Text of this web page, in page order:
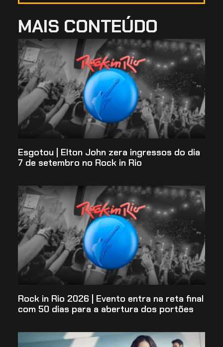
MAIS CONTEÚDO
Esgotou | Elton John zera ingressos do dia
7 de setembro no Rock in Rio
Rock in Rio 2026 | Evento entra na reta final
com 50 dias para a abertura dos portões